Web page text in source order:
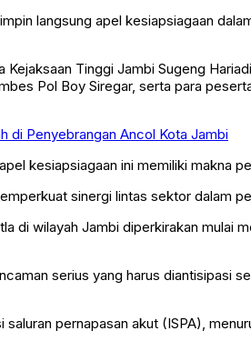
langsung apel kesiapsiagaan
Tinggi Jambi Sugeng
Pol Boy Siregar, serta para
di Penyebrangan Ancol Kota Jambi
kesiapsiagaan ini memiliki makna
sinergi lintas sektor dalam
di wilayah Jambi diperkirakan mulai
serius yang harus diantisipasi
pernapasan akut (ISPA),